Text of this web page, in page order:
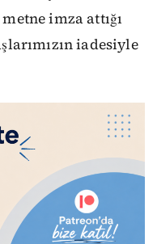
imza attığı
iadesiyle